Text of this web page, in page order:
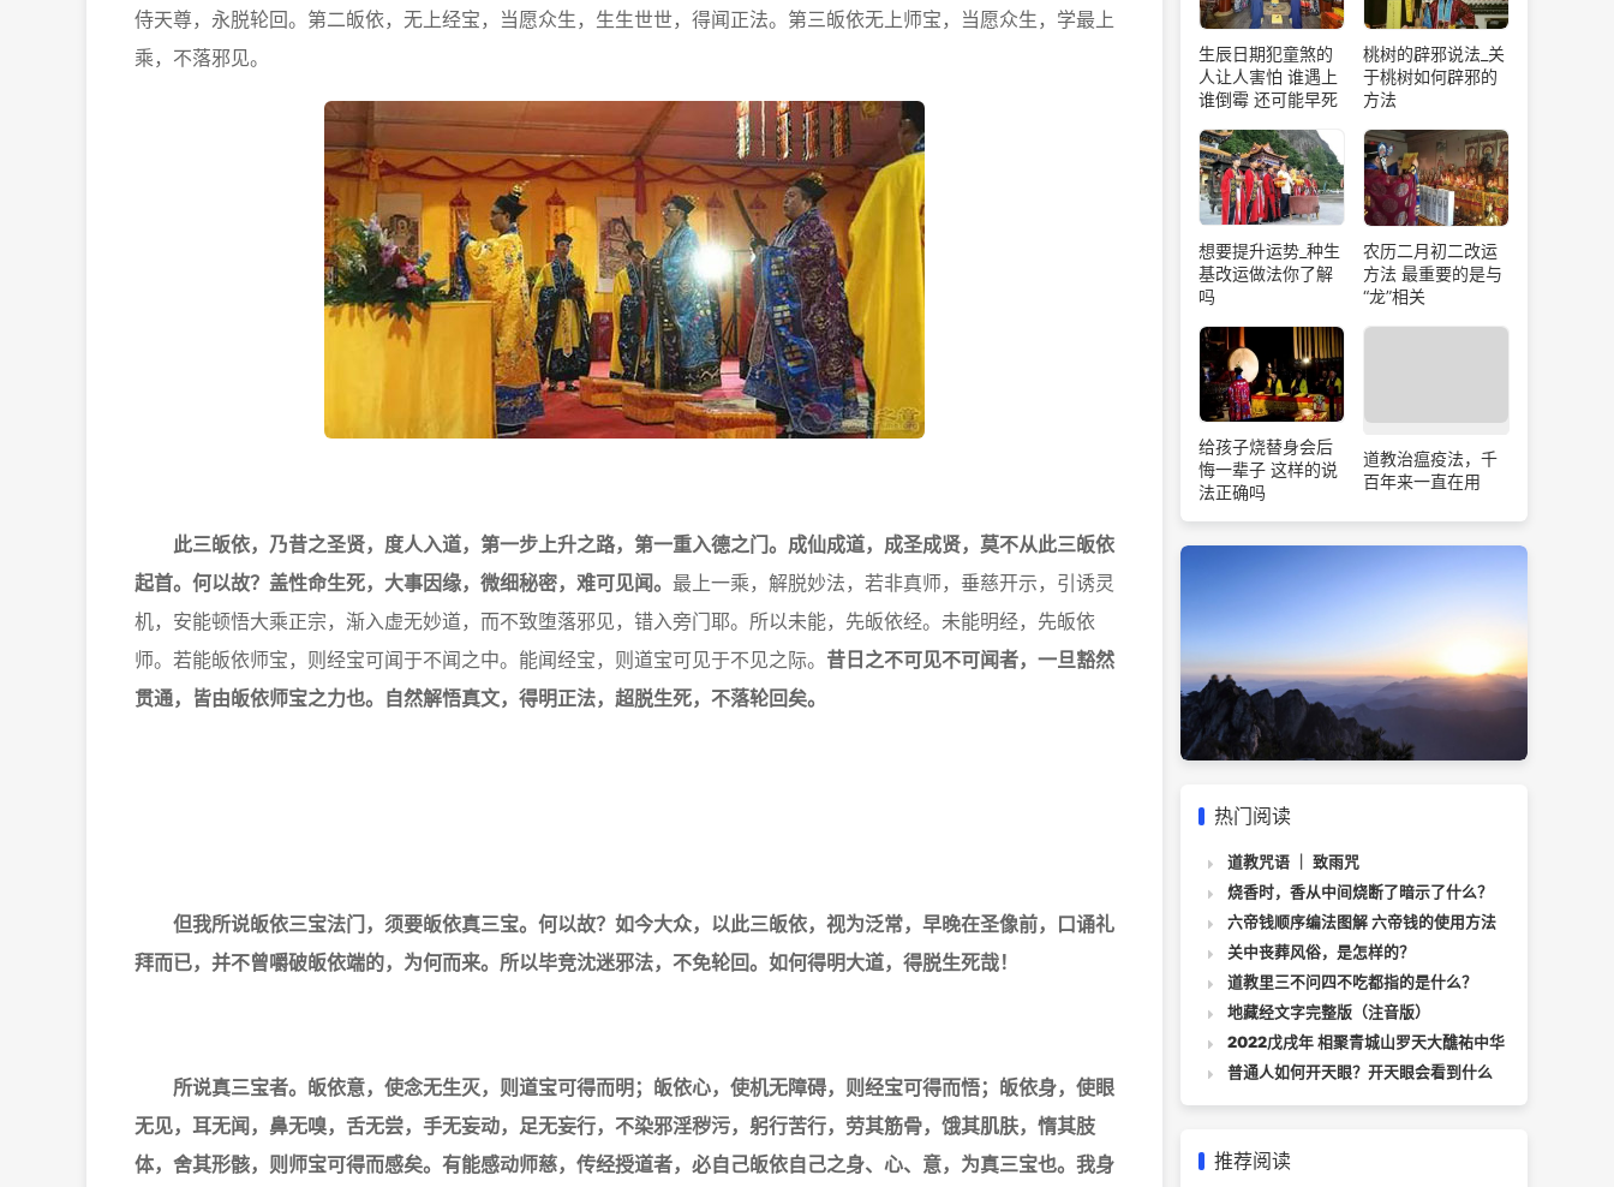
侍天尊，永脱轮回。第二皈依，无上经宝，当愿众生，生生世世，得闻正法。第三皈依无上师宝，当愿众生，学最上
乘，不落邪见。
此三皈依，乃昔之圣贤，度人入道，第一步上升之路，第一重入德之门。成仙成道，成圣成贤，莫不从此三皈依
起首。何以故？盖性命生死，大事因缘，微细秘密，难可见闻。 最上一乘，解脱妙法，若非真师，垂慈开示，引诱灵
机，安能顿悟大乘正宗，渐入虚无妙道，而不致堕落邪见，错入旁门耶。所以未能，先皈依经。未能明经，先皈依
师。若能皈依师宝，则经宝可闻于不闻之中。能闻经宝，则道宝可见于不见之际。 昔日之不可见不可闻者，一旦豁然
贯通，皆由皈依师宝之力也。自然解悟真文，得明正法，超脱生死，不落轮回矣。
但我所说皈依三宝法门，须要皈依真三宝。何以故？如今大众，以此三皈依，视为泛常，早晚在圣像前，口诵礼
拜而已，并不曾嚼破皈依端的，为何而来。所以毕竞沈迷邪法，不免轮回。如何得明大道，得脱生死哉！
所说真三宝者。皈依意，使念无生灭，则道宝可得而明；皈依心，使机无障碍，则经宝可得而悟；皈依身，使眼
无见，耳无闻，鼻无嗅，舌无尝，手无妄动，足无妄行，不染邪淫秽污，躬行苦行，劳其筋骨，饿其肌肤，惰其肢
体，舍其形骸，则师宝可得而感矣。 有能感动师慈，传经授道者，必自己皈依自己之身、心、意，为真三宝也。我身
生辰日期犯童煞的
人让人害怕 谁遇上
谁倒霉 还可能早死
桃树的辟邪说法_关
于桃树如何辟邪的
方法
想要提升运势_种生
基改运做法你了解
吗
农历二月初二改运
方法 最重要的是与
“龙”相关
给孩子烧替身会后
悔一辈子 这样的说
法正确吗
道教治瘟疫法，千
百年来一直在用
热门阅读
道教咒语 ｜ 致雨咒
烧香时，香从中间烧断了暗示了什么？
六帝钱顺序编法图解 六帝钱的使用方法
关中丧葬风俗，是怎样的？
道教里三不问四不吃都指的是什么？
地藏经文字完整版（注音版）
2022戊戌年 相聚青城山罗天大醮祐中华
普通人如何开天眼？开天眼会看到什么
推荐阅读